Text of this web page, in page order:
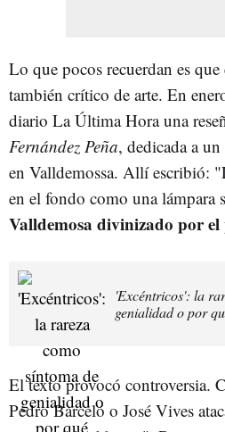
Lo que pocos recuerdan es
también crítico de arte. En
diario La Última Hora una
Fernández Peña, dedicada a
en Valldemossa. Allí escribió:
en el fondo como una lámpara
Valldemosa divinizado por
'Excéntricos': la
genialidad o por
El texto provocó controversia.
Pedro Barceló o José Vives